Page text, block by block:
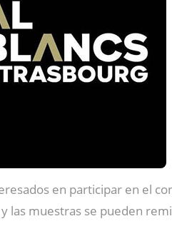
en participar en el
las muestras se pueden